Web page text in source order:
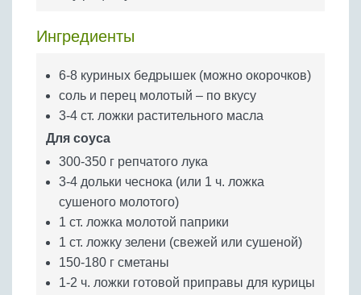
Яйца
Ингредиенты
6-8 куриных бедрышек (можно окорочков)
соль и перец молотый – по вкусу
3-4 ст. ложки растительного масла
Для соуса
300-350 г репчатого лука
3-4 дольки чеснока (или 1 ч. ложка
сушеного молотого)
1 ст. ложка молотой паприки
1 ст. ложку зелени (свежей или сушеной)
150-180 г сметаны
1-2 ч. ложки готовой приправы для курицы